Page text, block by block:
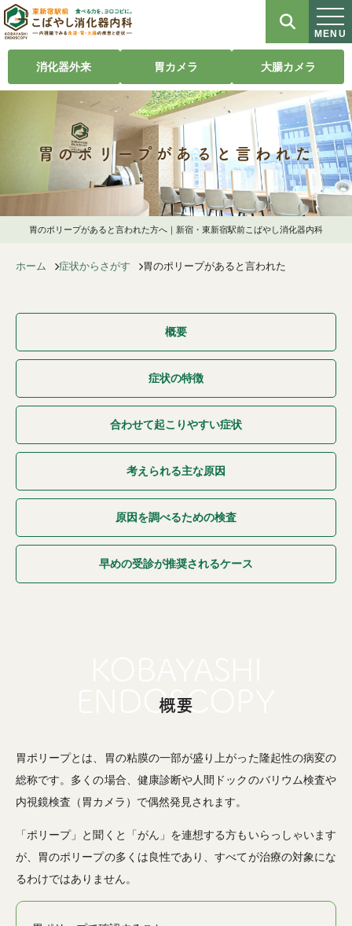
MENU
胃のポリープがあると言われた
胃のポリープがあると言われた方へ｜新宿・東新宿駅前こばやし消化器内科
消化器外来 胃カメラ 大腸カメラ
ホーム 症状からさがす 胃のポリープがあると言われた
概要
症状の特徴
合わせて起こりやすい症状
考えられる主な原因
原因を調べるための検査
早めの受診が推奨されるケース
概要
胃ポリープとは、胃の粘膜の一部が盛り上がった隆起性の病変の
総称です。多くの場合、健康診断や人間ドックのバリウム検査や
内視鏡検査（胃カメラ）で偶然発見されます。
「ポリープ」と聞くと「がん」を連想する方もいらっしゃいます
が、胃のポリープの多くは良性であり、すべてが治療の対象にな
るわけではありません。